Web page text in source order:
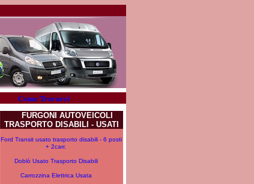
Come Trovarci
FURGONI AUTOVEICOLI
TRASPORTO DISABILI - USATI
Ford Transit usato trasporto disabili - 6 posti
+ 2carr.
Doblò Usato Trasporto Disabili
Carrozzina Elettrica Usata